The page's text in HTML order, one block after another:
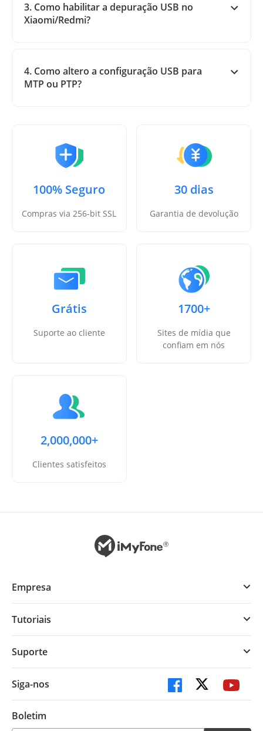
3. Como habilitar a depuração USB no
Xiaomi/Redmi?
4. Como altero a configuração USB para
MTP ou PTP?
100% Seguro
Compras via 256-bit SSL
30 dias
Garantia de devolução
Grátis
Suporte ao cliente
1700+
Sites de mídia que
confiam em nós
2,000,000+
Clientes satisfeitos
Empresa
Tutoriais
Suporte
Siga-nos
Boletim